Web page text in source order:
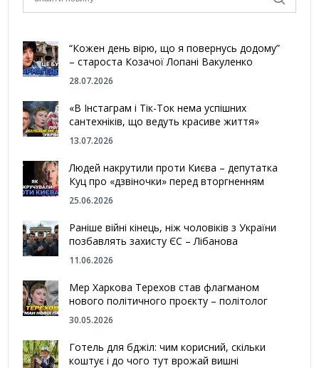
“Кожен день вірю, що я повернусь додому”
– староста Козачої Лопані Вакуленко
28.07.2026
«В Інстаграм і Тік-Ток нема успішних
сантехніків, що ведуть красиве життя»
13.07.2026
Людей накрутили проти Києва – депутатка
Куц про «дзвіночки» перед вторгненням
25.06.2026
Раніше війні кінець, ніж чоловіків з України
позбавлять захисту ЄС – Лібанова
11.06.2026
Мер Харкова Терехов став флагманом
нового політичного проєкту – політолог
30.05.2026
Готель для бджіл: чим корисний, скільки
коштує і до чого тут врожай вишні